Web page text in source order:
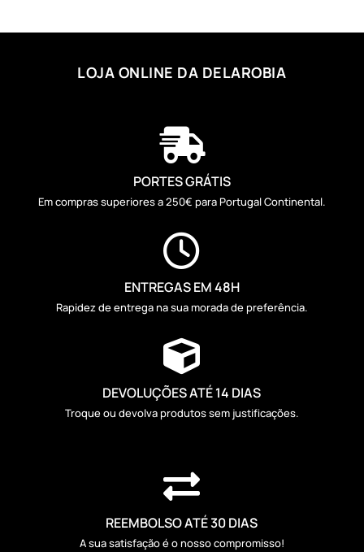
LOJA ONLINE DA DELAROBIA

PORTES GRÁTIS
Em compras superiores a 250€ para Portugal Continental.

ENTREGAS EM 48H
Rapidez de entrega na sua morada de preferência.

DEVOLUÇÕES ATÉ 14 DIAS
Troque ou devolva produtos sem justificações.

REEMBOLSO ATÉ 30 DIAS
A sua satisfação é o nosso compromisso!